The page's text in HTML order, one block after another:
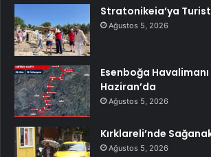
Stratonikeia’ya Turist
Ağustos 5, 2026
Esenboğa
Haziran’da
Ağustos 5, 2026
Kırklareli’nde
Ağustos 5, 2026